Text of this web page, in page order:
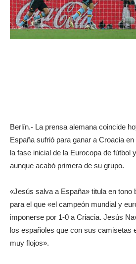
Berlín.- La prensa alemana coincide
España sufrió para ganar a Croacia
la fase inicial de la Eurocopa de fútbol
aunque acabó primera de su grupo.
«Jesús salva a España» titula en tono
para el que «el campeón mundial y
imponerse por 1-0 a Criacia. Jesús
los españoles que con sus camisetas
muy flojos».